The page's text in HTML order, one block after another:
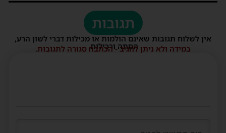
תגובות
אין לשלוח תגובות שאינם הולמות או מכילות דברי לשון הרע,
הסתה ורכילות.
במידה ולא ניתן להגיב - הכתבה סגורה לתגובות.